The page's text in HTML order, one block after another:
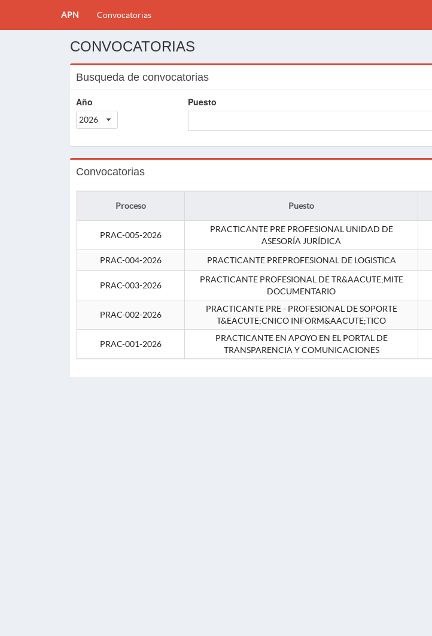
APN Convocatorias
CONVOCATORIAS
Busqueda de convocatorias
Año
2026
Puesto
Convocatorias
Proceso Puesto
PRAC-005-2026
PRACTICANTE PRE PROFESIONAL UNIDAD DE
ASESORÍA JURÍDICA
PRAC-004-2026 PRACTICANTE PREPROFESIONAL DE LOGISTICA
PRAC-003-2026
PRACTICANTE PROFESIONAL DE TR&AACUTE;MITE
DOCUMENTARIO
PRAC-002-2026
PRACTICANTE PRE - PROFESIONAL DE SOPORTE
T&EACUTE;CNICO INFORM&AACUTE;TICO
PRAC-001-2026
PRACTICANTE EN APOYO EN EL PORTAL DE
TRANSPARENCIA Y COMUNICACIONES